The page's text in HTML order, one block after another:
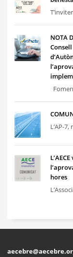
NOTA
L’AP-
hores